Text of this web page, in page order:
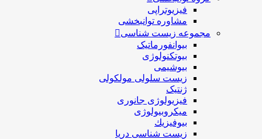
فیزیوتراپی
مشاوره توانبخشی
مجموعه زیست شناسی
بیوانفورماتیک
بیوتکنولوژی
بیوشیمی
زیست سلولی مولکولی
ژنتیک
فیزیولوژی جانوری
میکروبیولوژی
بيوفيزيك
زیست شناسی دریا